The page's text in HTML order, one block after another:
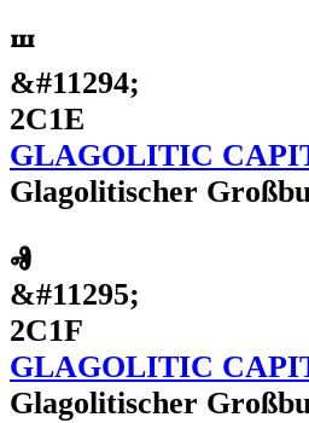
Ⱎ
&#11294;
2C1E
GLAGOLITIC
Glagolitischer
Ⱏ
&#11295;
2C1F
GLAGOLITIC
Glagolitischer